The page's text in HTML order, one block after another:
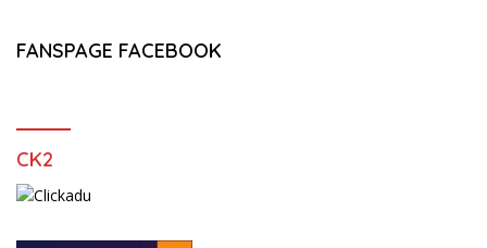
FANSPAGE FACEBOOK
CK2